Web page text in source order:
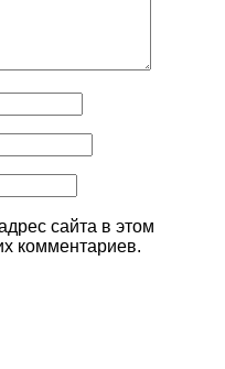
сайта в этом
комментариев.